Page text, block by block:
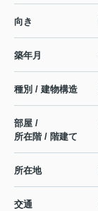
向き
築年月
種別 / 建物構造
部屋 /
所在階 / 階建て
所在地
交通